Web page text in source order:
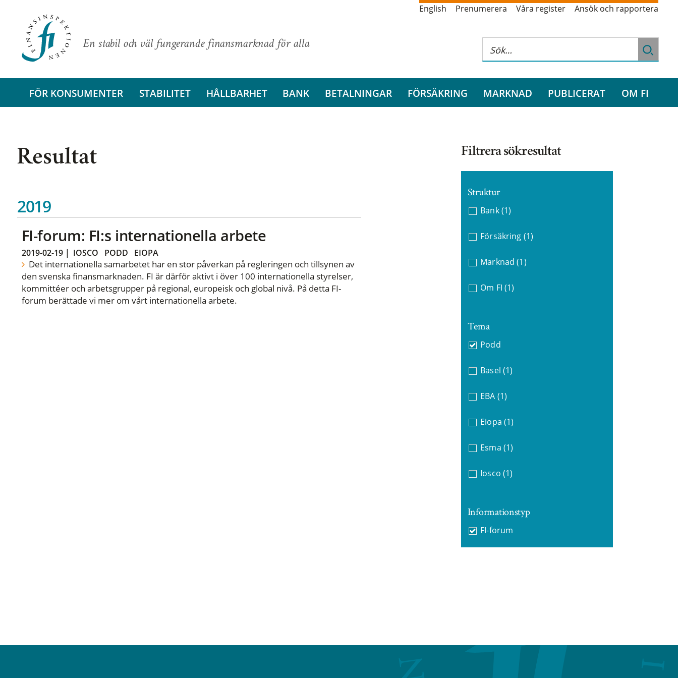
En stabil och väl fungerande finansmarknad för alla
English Prenumerera Våra register Ansök och rapportera
FÖR KONSUMENTER STABILITET HÅLLBARHET BANK BETALNINGAR FÖRSÄKRING MARKNAD PUBLICERAT OM FI
Resultat
2019
FI-forum: FI:s internationella arbete
2019-02-19| IOSCO PODD EIOPA
Det internationella samarbetet har en stor påverkan på regleringen och tillsynen av
den svenska finansmarknaden. FI är därför aktivt i över 100 internationella styrelser,
kommittéer och arbetsgrupper på regional, europeisk och global nivå. På detta FI-
forum berättade vi mer om vårt internationella arbete.
Filtrera sökresultat
Struktur
Bank (1)
Försäkring (1)
Marknad (1)
Om FI (1)
Tema
Podd
Basel (1)
EBA (1)
Eiopa (1)
Esma (1)
Iosco (1)
Informationstyp
FI-forum